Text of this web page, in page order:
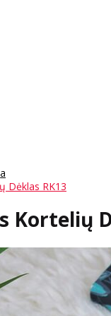
Dėklas RK13
Kortelių